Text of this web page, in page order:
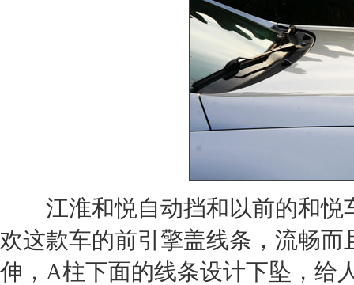
江淮和悦自动挡和以前的和悦
欢这款车的前引擎盖线条，流畅
伸，A柱下面的线条设计下坠，给